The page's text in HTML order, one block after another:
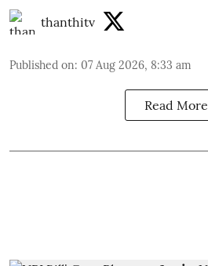
thanthitv
Published on: 07 Aug 2026, 8:33 am
Read More